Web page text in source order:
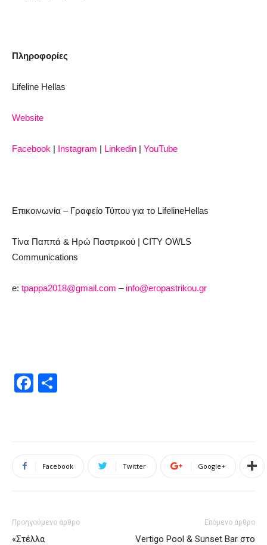
Πληροφορίες
Lifeline Hellas
Website
Facebook Instagram Linkedin YouTube
Επικοινωνία – Γραφείο Τύπου για το LifelineHellas
Τίνα Παππά & Ηρώ Παστρικού | CITY OWLS
Communications
e: tpappa2018@gmail .com – info@eropastrikou.gr
Facebook
Facebook Twitter Google+
Προηγούμενο άρθρο
«Στέλλα
Επόμενο άρθρο
Vertigo Pool & Sunset Bar στο